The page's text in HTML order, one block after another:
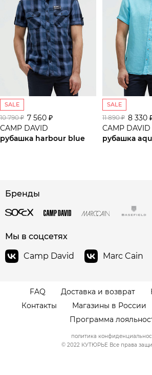
SALE
10 790 ₽ 7 560 ₽
CAMP DAVID
рубашка harbour blue
SALE
11 890 ₽ 8 330
CAMP DAVID
рубашка
Бренды
Мы в соцсетях
Camp David
Marc Cain
FAQ Доставка и возврат
Контакты
Магазины в России
Программа
© 2022 КУТЮРЬЕ Все права
политика